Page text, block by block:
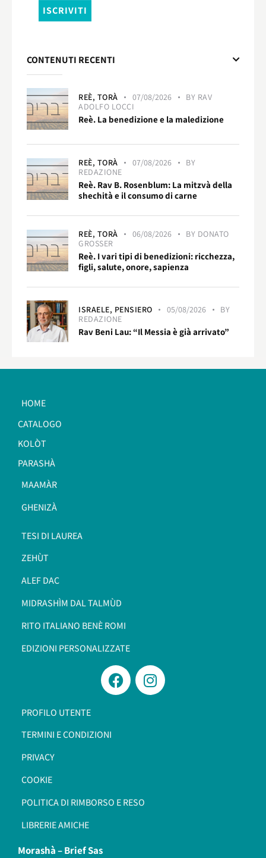
CONTENUTI RECENTI
REÈ, TORÀ 07/08/2026 BY RAV
ADOLFO LOCCI
Reè. La benedizione e la maledizione
REÈ, TORÀ 07/08/2026
BY
REDAZIONE
Reè. Rav B. Rosenblum: La mitzvà della
shechità e il consumo di carne
REÈ, TORÀ 06/08/2026 BY DONATO
GROSSER
Reè. I vari tipi di benedizioni: ricchezza,
figli, salute, onore, sapienza
ISRAELE, PENSIERO 05/08/2026
BY
REDAZIONE
Rav Beni Lau: “Il Messia è già arrivato”
HOME
CATALOGO
KOLÒT
PARASHÀ
MAAMÀR
GHENIZÀ
TESI DI LAUREA
ZEHÙT
ALEF DAC
MIDRASHÌM DAL TALMÙD
RITO ITALIANO BENÈ ROMI​
EDIZIONI PERSONALIZZATE
PROFILO UTENTE
TERMINI E CONDIZIONI
PRIVACY
COOKIE
POLITICA DI RIMBORSO E RESO
LIBRERIE AMICHE
Morashà –Brief Sas